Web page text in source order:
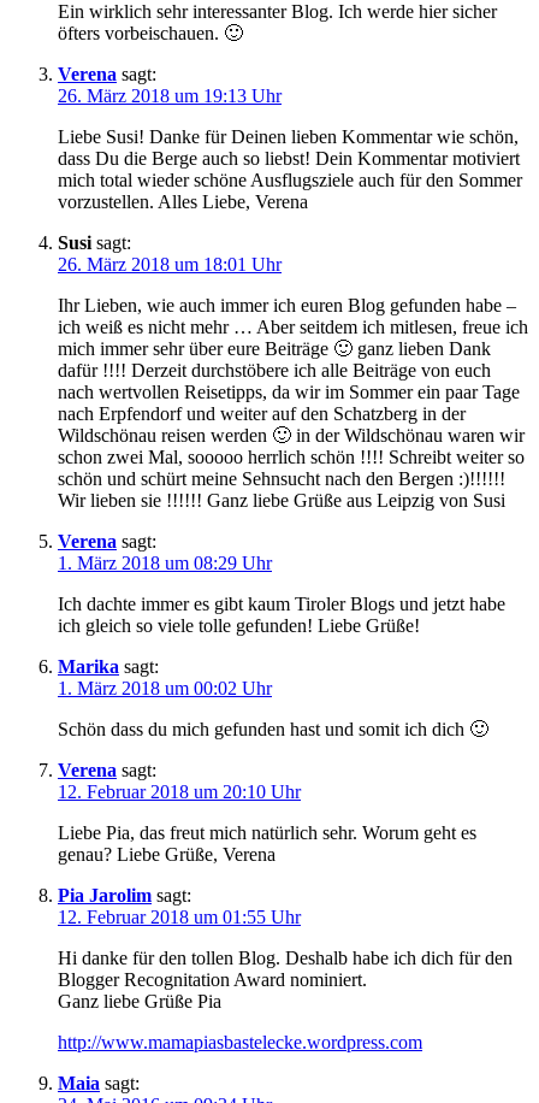
Ein wirklich sehr interessanter Blog. Ich werde hier sicher
öfters vorbeischauen. 🙂
Verena sagt:
26. März 2018 um 19:13 Uhr
Liebe Susi! Danke für Deinen lieben Kommentar wie schön,
dass Du die Berge auch so liebst! Dein Kommentar motiviert
mich total wieder schöne Ausflugsziele auch für den Sommer
vorzustellen. Alles Liebe, Verena
Susi sagt:
26. März 2018 um 18:01 Uhr
Ihr Lieben, wie auch immer ich euren Blog gefunden habe –
ich weiß es nicht mehr … Aber seitdem ich mitlesen, freue ich
mich immer sehr über eure Beiträge 🙂 ganz lieben Dank
dafür !!!! Derzeit durchstöbere ich alle Beiträge von euch
nach wertvollen Reisetipps, da wir im Sommer ein paar Tage
nach Erpfendorf und weiter auf den Schatzberg in der
Wildschönau reisen werden 🙂 in der Wildschönau waren wir
schon zwei Mal, sooooo herrlich schön !!!! Schreibt weiter so
schön und schürt meine Sehnsucht nach den Bergen :)!!!!!!
Wir lieben sie !!!!!! Ganz liebe Grüße aus Leipzig von Susi
Verena sagt:
1. März 2018 um 08:29 Uhr
Ich dachte immer es gibt kaum Tiroler Blogs und jetzt habe
ich gleich so viele tolle gefunden! Liebe Grüße!
Marika sagt:
1. März 2018 um 00:02 Uhr
Schön dass du mich gefunden hast und somit ich dich 🙂
Verena sagt:
12. Februar 2018 um 20:10 Uhr
Liebe Pia, das freut mich natürlich sehr. Worum geht es
genau? Liebe Grüße, Verena
Pia Jarolim sagt:
12. Februar 2018 um 01:55 Uhr
Hi danke für den tollen Blog. Deshalb habe ich dich für den
Blogger Recognitation Award nominiert.
Ganz liebe Grüße Pia
http://www.mamapiasbastelecke.wordpress.com
Maia sagt: